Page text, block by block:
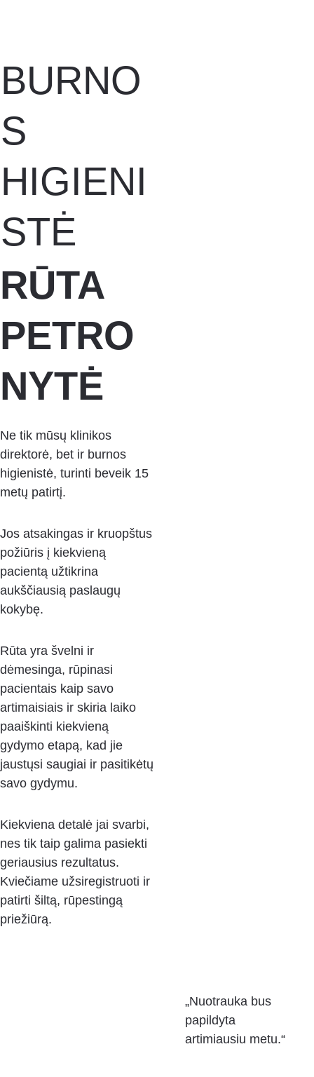
BURNO
S
HIGIENI
STĖ
RŪTA
PETRO
NYTĖ
Ne tik mūsų klinikos
direktorė, bet ir burnos
higienistė, turinti beveik 15
metų patirtį.
Jos atsakingas ir kruopštus
požiūris į kiekvieną
pacientą užtikrina
aukščiausią paslaugų
kokybę.
Rūta yra švelni ir
dėmesinga, rūpinasi
pacientais kaip savo
artimaisiais ir skiria laiko
paaiškinti kiekvieną
gydymo etapą, kad jie
jaustųsi saugiai ir pasitikėtų
savo gydymu.
Kiekviena detalė jai svarbi,
nes tik taip galima pasiekti
geriausius rezultatus.
Kviečiame užsiregistruoti ir
patirti šiltą, rūpestingą
priežiūrą.
„Nuotrauka bus
papildyta
artimiausiu metu.“